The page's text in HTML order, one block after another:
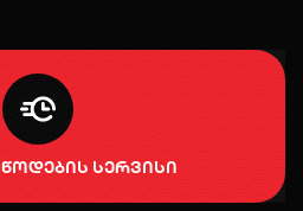
სერვისი